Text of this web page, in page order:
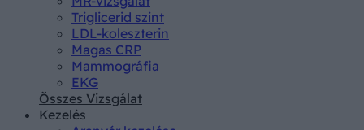
Triglicerid szint
LDL-koleszterin
Magas CRP
Mammográfia
EKG
Összes Vizsgálat
Kezelés